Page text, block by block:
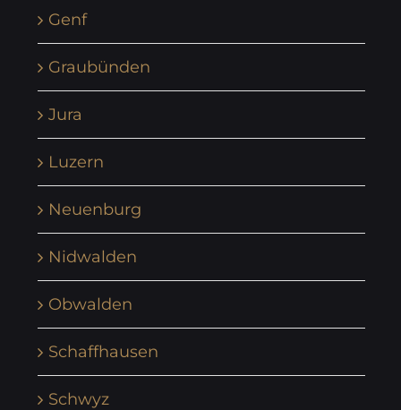
Genf
Graubünden
Jura
Luzern
Neuenburg
Nidwalden
Obwalden
Schaffhausen
Schwyz